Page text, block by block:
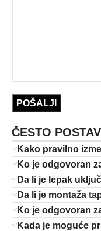
ČESTO
Kako pravilno
Ko je odgovoran
Da li je lepak
Da li je montaža
Ko je odgovoran
Kada je moguće